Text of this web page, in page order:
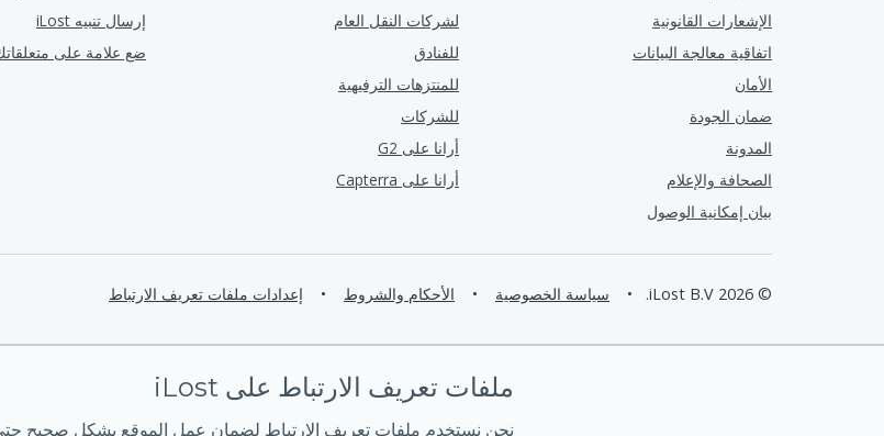
الإشعارات القانونية
اتفاقية معالجة البيانات
الأمان
ضمان الجودة
المدونة
الصحافة والإعلام
بيان إمكانية الوصول
لشركات النقل العام
للفنادق
للمنتزهات الترفيهية
للشركات
أرانا على G2
أرانا على Capterra
إرسال تنبيه iLost
ضع علامة على
© 2026 iLost B.V.
• سياسة الخصوصية • الأحكام والشروط • إعدادات ملفات تعريف الارتباط
ملفات تعريف الارتباط على iLost
نحن نستخدم ملفات تعريف الارتباط لضمان عمل الموقع بشكل صحيح